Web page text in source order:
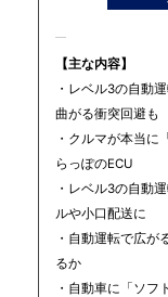
【主な内容】
・レベル3の自動
曲がる衝突回避も
・クルマが本当に
らっぽのECU
・レベル3の自動
ルや小口配送に
・自動運転で広が
るか
・自動車に「ソフ